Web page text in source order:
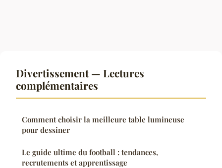
Divertissement — Lectures
complémentaires
Comment choisir la meilleure table lumineuse
pour dessiner
Le guide ultime du football : tendances,
recrutements et apprentissage